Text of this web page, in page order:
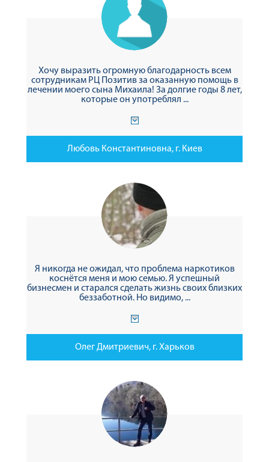
Хочу выразить огромную благодарность всем
сотрудникам РЦ Позитив за оказанную помощь в
лечении моего сына Михаила! За долгие годы 8 лет,
которые он употреблял ...
Любовь Константиновна, г. Киев
Я никогда не ожидал, что проблема наркотиков
коснётся меня и мою семью. Я успешный
бизнесмен и старался сделать жизнь своих близких
беззаботной. Но видимо, ...
Олег Дмитриевич, г. Харьков